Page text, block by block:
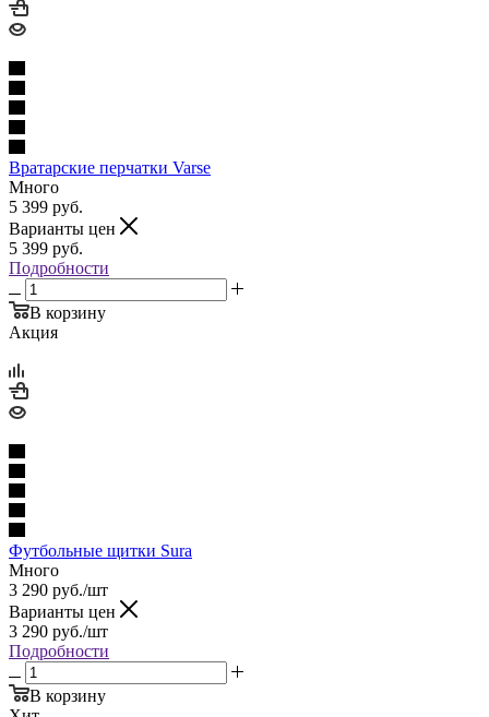
Вратарские перчатки Varse
Много
5 399 руб.
Варианты цен
5 399 руб.
Подробности
В корзину
Акция
Футбольные щитки Sura
Много
3 290 руб./шт
Варианты цен
3 290 руб./шт
Подробности
В корзину